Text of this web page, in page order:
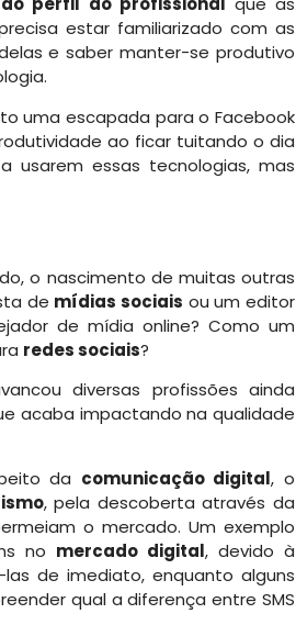
estar familiarizado com as
e saber manter-se produtivo
uma escapada para o Facebook
ao ficar tuitando o dia
usarem essas tecnologias, mas
o nascimento de muitas outras
de mídias sociais ou um editor
de mídia online? Como um
redes sociais?
diversas profissões ainda
acaba impactando na qualidade
da comunicação digital, o
, pela descoberta através da
o mercado. Um exemplo
no mercado digital, devido à
de imediato, enquanto alguns
qual a diferença entre SMS